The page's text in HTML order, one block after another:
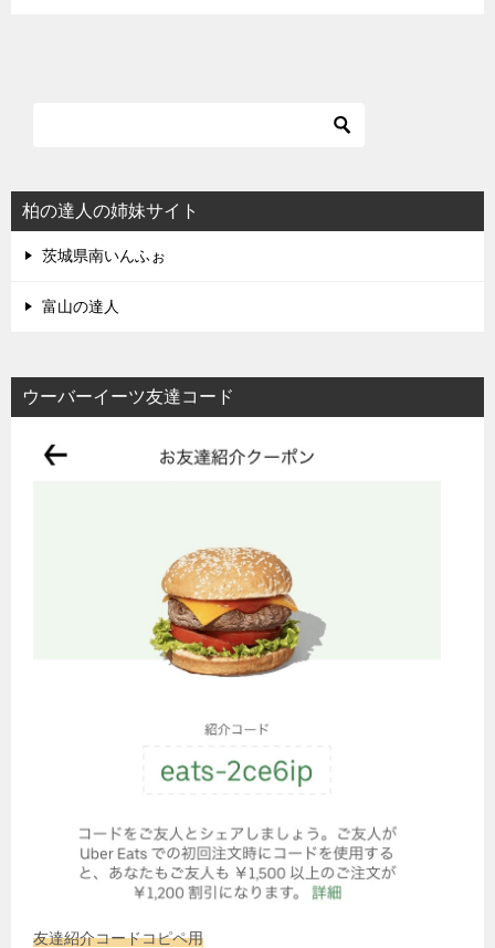
柏の達人の姉妹サイト
茨城県南いんふぉ
富山の達人
ウーバーイーツ友達コード
友達紹介コードコピペ用